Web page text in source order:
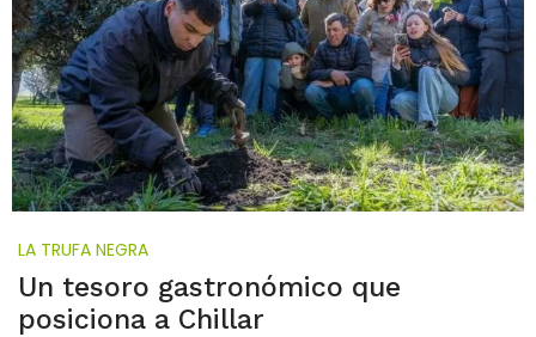
LA TRUFA NEGRA
Un tesoro gastronómico que
posiciona a Chillar